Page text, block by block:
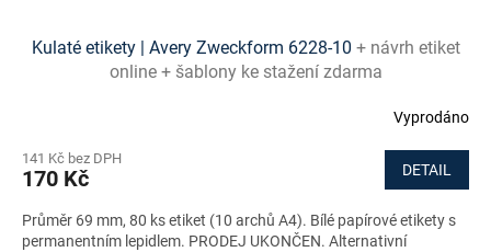
Kulaté etikety | Avery Zweckform 6228-10 + návrh etiket
online + šablony ke stažení zdarma
Vyprodáno
141 Kč bez DPH
170 Kč DETAIL
Průměr 69 mm, 80 ks etiket (10 archů A4). Bílé papírové etikety s
permanentním lepidlem. PRODEJ UKONČEN. Alternativní